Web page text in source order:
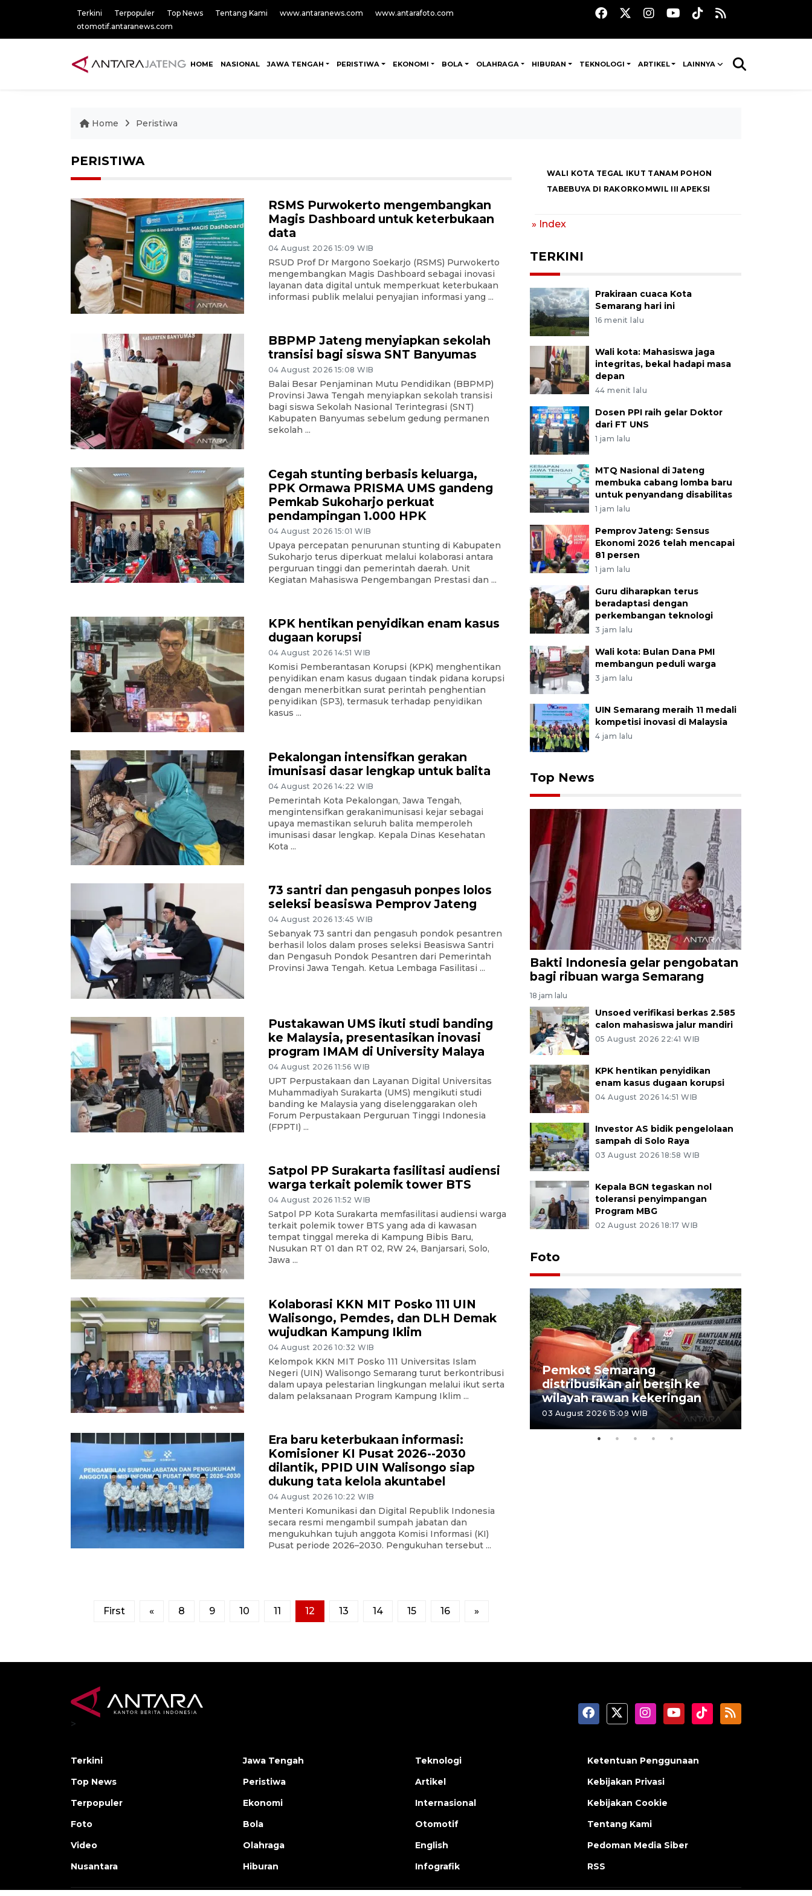
Terkini Terpopuler Top News Tentang Kami www.antaranews.com
www.antarafoto.com
otomotif.antaranews.com
HOME NASIONAL JAWA TENGAH PERISTIWA EKONOMI BOLA OLAHRAGA HIBURAN TEKNOLOGI ARTIKEL LAINNYA
Home Peristiwa
PERISTIWA
RSMS Purwokerto mengembangkan
Magis Dashboard untuk keterbukaan
data
04 August 2026 15:09 WIB
RSUD Prof Dr Margono Soekarjo (RSMS) Purwokerto
mengembangkan Magis Dashboard sebagai inovasi
layanan data digital untuk memperkuat keterbukaan
informasi publik melalui penyajian informasi yang ...
BBPMP Jateng menyiapkan sekolah
transisi bagi siswa SNT Banyumas
04 August 2026 15:08 WIB
Balai Besar Penjaminan Mutu Pendidikan (BBPMP)
Provinsi Jawa Tengah menyiapkan sekolah transisi
bagi siswa Sekolah Nasional Terintegrasi (SNT)
Kabupaten Banyumas sebelum gedung permanen
sekolah ...
Cegah stunting berbasis keluarga,
PPK Ormawa PRISMA UMS gandeng
Pemkab Sukoharjo perkuat
pendampingan 1.000 HPK
04 August 2026 15:01 WIB
Upaya percepatan penurunan stunting di Kabupaten
Sukoharjo terus diperkuat melalui kolaborasi antara
perguruan tinggi dan pemerintah daerah. Unit
Kegiatan Mahasiswa Pengembangan Prestasi dan ...
KPK hentikan penyidikan enam kasus
dugaan korupsi
04 August 2026 14:51 WIB
Komisi Pemberantasan Korupsi (KPK) menghentikan
penyidikan enam kasus dugaan tindak pidana korupsi
dengan menerbitkan surat perintah penghentian
penyidikan (SP3), termasuk terhadap penyidikan
kasus ...
Pekalongan intensifkan gerakan
imunisasi dasar lengkap untuk balita
04 August 2026 14:22 WIB
Pemerintah Kota Pekalongan, Jawa Tengah,
mengintensifkan gerakanimunisasi kejar sebagai
upaya memastikan seluruh balita memperoleh
imunisasi dasar lengkap. Kepala Dinas Kesehatan
Kota ...
73 santri dan pengasuh ponpes lolos
seleksi beasiswa Pemprov Jateng
04 August 2026 13:45 WIB
Sebanyak 73 santri dan pengasuh pondok pesantren
berhasil lolos dalam proses seleksi Beasiswa Santri
dan Pengasuh Pondok Pesantren dari Pemerintah
Provinsi Jawa Tengah. Ketua Lembaga Fasilitasi ...
Pustakawan UMS ikuti studi banding
ke Malaysia, presentasikan inovasi
program IMAM di University Malaya
04 August 2026 11:56 WIB
UPT Perpustakaan dan Layanan Digital Universitas
Muhammadiyah Surakarta (UMS) mengikuti studi
banding ke Malaysia yang diselenggarakan oleh
Forum Perpustakaan Perguruan Tinggi Indonesia
(FPPTI) ...
Satpol PP Surakarta fasilitasi audiensi
warga terkait polemik tower BTS
04 August 2026 11:52 WIB
Satpol PP Kota Surakarta memfasilitasi audiensi warga
terkait polemik tower BTS yang ada di kawasan
tempat tinggal mereka di Kampung Bibis Baru,
Nusukan RT 01 dan RT 02, RW 24, Banjarsari, Solo,
Jawa ...
Kolaborasi KKN MIT Posko 111 UIN
Walisongo, Pemdes, dan DLH Demak
wujudkan Kampung Iklim
04 August 2026 10:32 WIB
Kelompok KKN MIT Posko 111 Universitas Islam
Negeri (UIN) Walisongo Semarang turut berkontribusi
dalam upaya pelestarian lingkungan melalui ikut serta
dalam pelaksanaan Program Kampung Iklim ...
Era baru keterbukaan informasi:
Komisioner KI Pusat 2026--2030
dilantik, PPID UIN Walisongo siap
dukung tata kelola akuntabel
04 August 2026 10:22 WIB
Menteri Komunikasi dan Digital Republik Indonesia
secara resmi mengambil sumpah jabatan dan
mengukuhkan tujuh anggota Komisi Informasi (KI)
Pusat periode 2026–2030. Pengukuhan tersebut ...
First « 8 9 10 11 12 13 14 15 16 »
WALI KOTA TEGAL IKUT TANAM POHON
TABEBUYA DI RAKORKOMWIL III APEKSI
» Index
TERKINI
Prakiraan cuaca Kota
Semarang hari ini
16 menit lalu
Wali kota: Mahasiswa jaga
integritas, bekal hadapi masa
depan
44 menit lalu
Dosen PPI raih gelar Doktor
dari FT UNS
1 jam lalu
MTQ Nasional di Jateng
membuka cabang lomba baru
untuk penyandang disabilitas
1 jam lalu
Pemprov Jateng: Sensus
Ekonomi 2026 telah mencapai
81 persen
1 jam lalu
Guru diharapkan terus
beradaptasi dengan
perkembangan teknologi
3 jam lalu
Wali kota: Bulan Dana PMI
membangun peduli warga
3 jam lalu
UIN Semarang meraih 11 medali
kompetisi inovasi di Malaysia
4 jam lalu
Top News
Bakti Indonesia gelar pengobatan
bagi ribuan warga Semarang
18 jam lalu
Unsoed verifikasi berkas 2.585
calon mahasiswa jalur mandiri
05 August 2026 22:41 WIB
KPK hentikan penyidikan
enam kasus dugaan korupsi
04 August 2026 14:51 WIB
Investor AS bidik pengelolaan
sampah di Solo Raya
03 August 2026 18:58 WIB
Kepala BGN tegaskan nol
toleransi penyimpangan
Program MBG
02 August 2026 18:17 WIB
Foto
Kemarau memuncak, air
Waduk Delingan Karanganyar
menyusut
Pemkot Semarang
distribusikan air bersih ke
wilayah rawan kekeringan
03 August 2026 15:09 WIB
>
Terkini
Top News
Terpopuler
Foto
Video
Nusantara
Jawa Tengah
Peristiwa
Ekonomi
Bola
Olahraga
Hiburan
Teknologi
Artikel
Internasional
Otomotif
English
Infografik
Ketentuan Penggunaan
Kebijakan Privasi
Kebijakan Cookie
Tentang Kami
Pedoman Media Siber
RSS